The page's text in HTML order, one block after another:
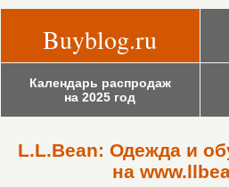
Buyblog.ru
Календарь распродаж
на 2025 год
L.L.Bean: Одежда и
на